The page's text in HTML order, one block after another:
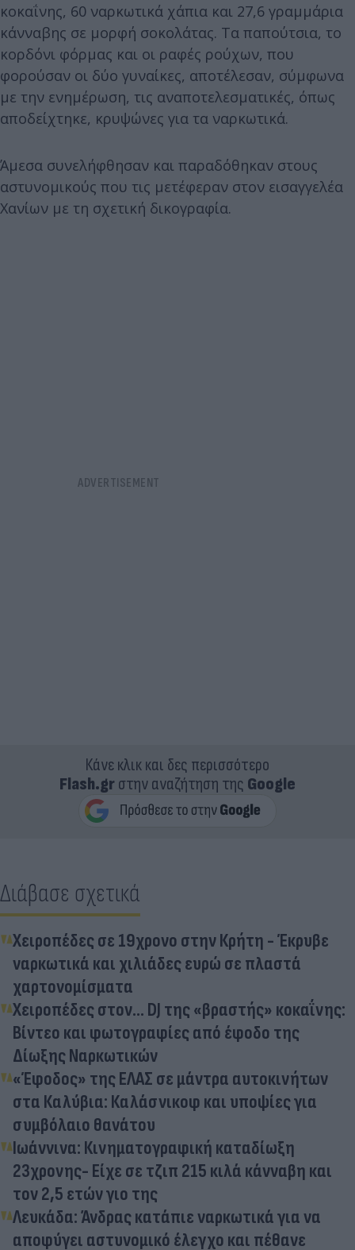
κοκαΐνης, 60 ναρκωτικά χάπια και 27,6 γραμμάρια
κάνναβης σε μορφή σοκολάτας. Τα παπούτσια, το
κορδόνι φόρμας και οι ραφές ρούχων, που
φορούσαν οι δύο γυναίκες, αποτέλεσαν, σύμφωνα
με την ενημέρωση, τις αναποτελεσματικές, όπως
αποδείχτηκε, κρυψώνες για τα ναρκωτικά.
Άμεσα συνελήφθησαν και παραδόθηκαν στους
αστυνομικούς που τις μετέφεραν στον εισαγγελέα
Χανίων με τη σχετική δικογραφία.
Κάνε κλικ και δες περισσότερο
Flash.grστην αναζήτηση της Google
Διάβασε σχετικά
Χειροπέδες σε 19χρονο στην Κρήτη - Έκρυβε
ναρκωτικά και χιλιάδες ευρώ σε πλαστά
χαρτονομίσματα
Χειροπέδες στον... DJ της «βραστής» κοκαΐνης:
Βίντεο και φωτογραφίες από έφοδο της
Δίωξης Ναρκωτικών
«Έφοδος» της ΕΛΑΣ σε μάντρα αυτοκινήτων
στα Καλύβια: Καλάσνικοφ και υποψίες για
συμβόλαιο θανάτου
Ιωάννινα: Κινηματογραφική καταδίωξη
23χρονης- Είχε σε τζιπ 215 κιλά κάνναβη και
τον 2,5 ετών γιο της
Λευκάδα: Άνδρας κατάπιε ναρκωτικά για να
αποφύγει αστυνομικό έλεγχο και πέθανε